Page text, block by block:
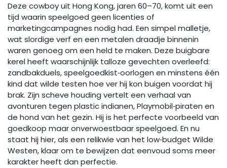
Deze cowboy uit Hong Kong, jaren 60–70, komt uit een
tijd waarin speelgoed geen licenties of
marketingcampagnes nodig had. Een simpel malletje,
wat slordige verf en een metalen draadje binnenin
waren genoeg om een held te maken. Deze buigbare
kerel heeft waarschijnlijk talloze gevechten overleefd:
zandbakduels, speelgoedkist‑oorlogen en minstens één
kind dat wilde testen hoe ver hij kon buigen voordat hij
brak. Zijn scheve houding vertelt een verhaal van
avonturen tegen plastic indianen, Playmobil‑piraten en
de hond van het gezin. Hij is het perfecte voorbeeld van
goedkoop maar onverwoestbaar speelgoed. En nu
staat hij hier, als een relikwie van het low‑budget Wilde
Westen, klaar om te bewijzen dat eenvoud soms meer
karakter heeft dan perfectie.